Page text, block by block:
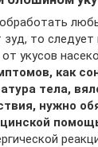
то следует
укусов
как
тела,
нужно